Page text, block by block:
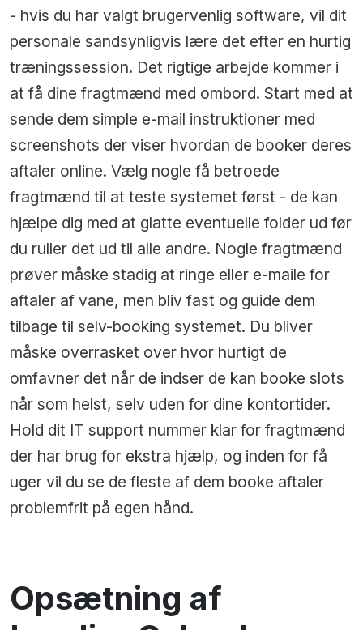
- hvis du har valgt brugervenlig software, vil dit
personale sandsynligvis lære det efter en hurtig
træningssession. Det rigtige arbejde kommer i
at få dine fragtmænd med ombord. Start med at
sende dem simple e-mail instruktioner med
screenshots der viser hvordan de booker deres
aftaler online. Vælg nogle få betroede
fragtmænd til at teste systemet først - de kan
hjælpe dig med at glatte eventuelle folder ud før
du ruller det ud til alle andre. Nogle fragtmænd
prøver måske stadig at ringe eller e-maile for
aftaler af vane, men bliv fast og guide dem
tilbage til selv-booking systemet. Du bliver
måske overrasket over hvor hurtigt de
omfavner det når de indser de kan booke slots
når som helst, selv uden for dine kontortider.
Hold dit IT support nummer klar for fragtmænd
der har brug for ekstra hjælp, og inden for få
uger vil du se de fleste af dem booke aftaler
problemfrit på egen hånd.
Opsætning af